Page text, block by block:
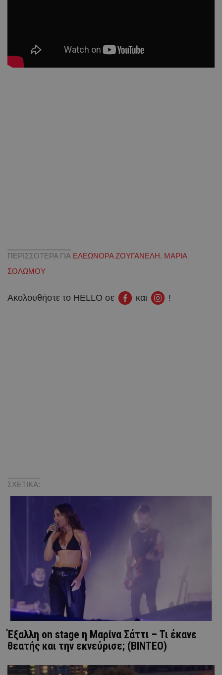
ΠΕΡΙΣΣΟΤΕΡΑ ΓΙΑ ΕΛΕΩΝΟΡΑ ΖΟΥΓΑΝΕΛΗ, ΜΑΡΙΑ
ΣΟΛΩΜΟΥ
Ακολουθήστε το HELLO σε και !
ΣΧΕΤΙΚΑ:
Έξαλλη on stage η Μαρίνα Σάττι – Τι έκανε
θεατής και την εκνεύρισε; (ΒΙΝΤΕΟ)